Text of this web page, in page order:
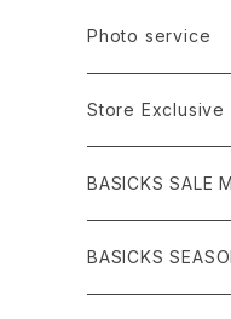
ANCHOR
asics
agnes b
VEST(ベスト）
JACKET (ジャケット)
DENIM (デニム)
CARGO (カーゴ)
Sandals
Boots
Cap/Hat
Bag / Wallet
Watch
Interior
¥1,000〜¥5,000
¥5,000〜
¥10,000〜
¥30,000〜
Photo service
Store Exclusive
BASICKS SALE
BASICKS